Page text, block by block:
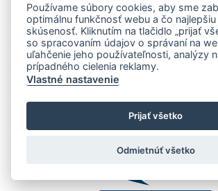
Používame súbory cookies, aby sme
optimálnu funkčnosť webu a čo
skúsenosť. Kliknutím na tlačidlo „prijať
so spracovaním údajov o správaní na
uľahčenie jeho používateľnosti, analýzy
prípadného cielenia reklamy.
Vlastné nastavenie
Prijať všetko
Odmietnúť všetko